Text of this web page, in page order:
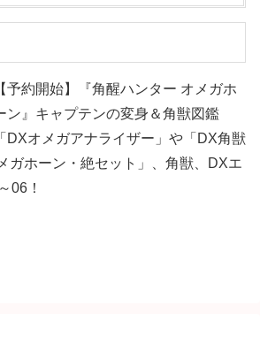
【予約開始】『角醒ハンター オメガホ
ン』キャプテンの変身＆角獣図鑑
「DXオメガアナライザー」や「DX角獣
ガホーン・絶セット」、角獣、DXエ
06！